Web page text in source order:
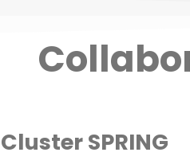
Cluster SPRING